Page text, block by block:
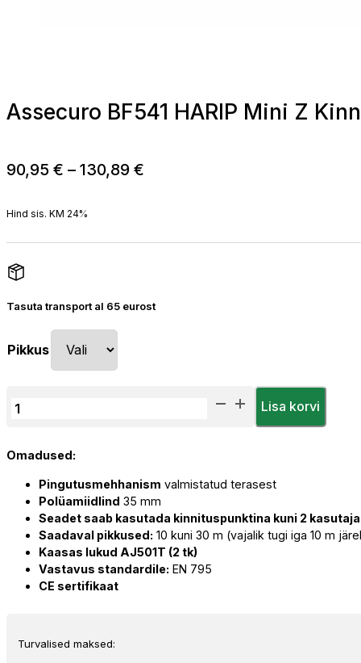
Assecuro BF541 HARIP Mini Z
90,95 € – 130,89 €
Hind sis. KM 24%
Tasuta transport al 65 eurost
Pikkus
Assecuro
Mini
Kinnituslindiga
Lukkudega
kogus
Lisa korvi
Omadused:
Pingutusmehhanism valmistatud terasest
Polüamiidlind 35 mm
Seadet saab kasutada kinnituspunktina kuni 2
Saadaval pikkused: 10 kuni 30 m (vajalik tugi iga 10 m
Kaasas lukud AJ501T (2 tk)
Vastavus standardile: EN 795
CE sertifikaat
Turvalised maksed: